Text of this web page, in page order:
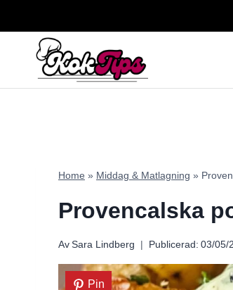
Home » Middag & Matlagning »
Provencalska
Av Sara Lindberg Publicerad: 03/05/
Pin